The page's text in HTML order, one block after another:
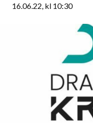
16.06.22, kl 10:30